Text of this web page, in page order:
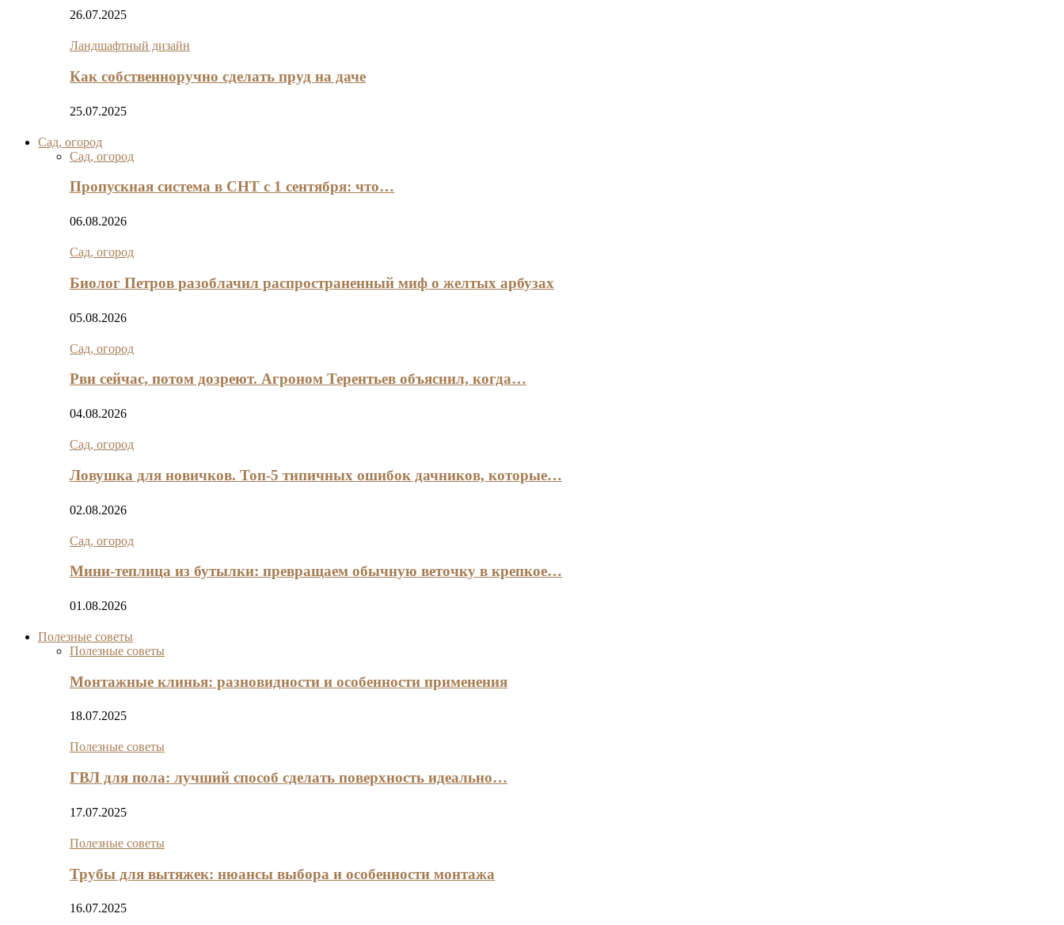
26.07.2025
Ландшафтный дизайн
Как собственноручно сделать пруд на даче
25.07.2025
Сад, огород
Сад, огород
Пропускная система в СНТ с 1 сентября: что…
06.08.2026
Сад, огород
Биолог Петров разоблачил распространенный миф о желтых арбузах
05.08.2026
Сад, огород
Рви сейчас, потом дозреют. Агроном Терентьев объяснил, когда…
04.08.2026
Сад, огород
Ловушка для новичков. Топ-5 типичных ошибок дачников, которые…
02.08.2026
Сад, огород
Мини‑теплица из бутылки: превращаем обычную веточку в крепкое…
01.08.2026
Полезные советы
Полезные советы
Монтажные клинья: разновидности и особенности применения
18.07.2025
Полезные советы
ГВЛ для пола: лучший способ сделать поверхность идеально…
17.07.2025
Полезные советы
Трубы для вытяжек: нюансы выбора и особенности монтажа
16.07.2025